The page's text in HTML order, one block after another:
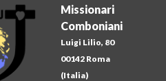
Missionari
Comboniani
Luigi Lilio, 80
00142 Roma
(Italia)